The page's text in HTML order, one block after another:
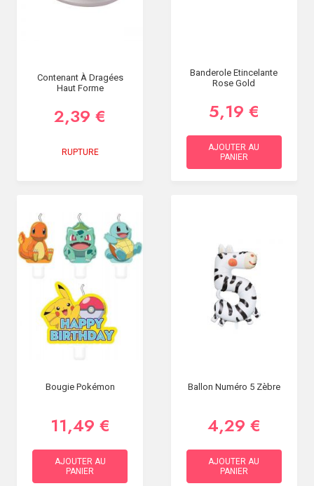
Contenant À Dragées
Haut Forme
2,39 €
RUPTURE
Banderole Etincelante
Rose Gold
5,19 €
AJOUTER AU
PANIER
Bougie Pokémon
11,49 €
AJOUTER AU
PANIER
Ballon Numéro 5 Zèbre
4,29 €
AJOUTER AU
PANIER